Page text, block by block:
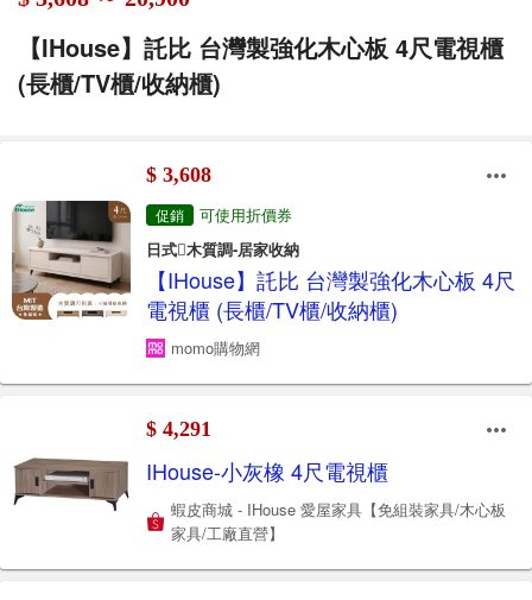
【IHouse】託比 台灣製強化木心板 4尺電視櫃
(長櫃/TV櫃/收納櫃)
$ 3,608
促銷
可使用折價券
日式木質調-居家收納
【IHouse】託比 台灣製強化木心板 4尺
電視櫃 (長櫃/TV櫃/收納櫃)
momo購物網
$ 4,291
IHouse-小灰橡 4尺電視櫃
蝦皮商城 - IHouse 愛屋家具【免組裝家具/木心板
家具/工廠直營】